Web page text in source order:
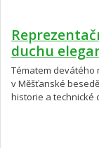
duchu
Tématem devátého
v Měšťanské
historie a technické